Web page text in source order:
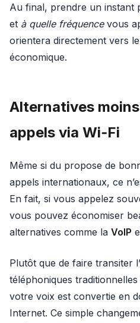
Au final, prendre un instant
et à quelle fréquencevous
orientera directement vers
économique.
Alternatives
appels via Wi‑Fi
Même si du propose de
appels internationaux, ce
En fait, si vous appelez
vous pouvez économiser
alternatives comme la VoIP
Plutôt que de faire transiter
téléphoniques
votre voix est convertie en
Internet. Ce simple